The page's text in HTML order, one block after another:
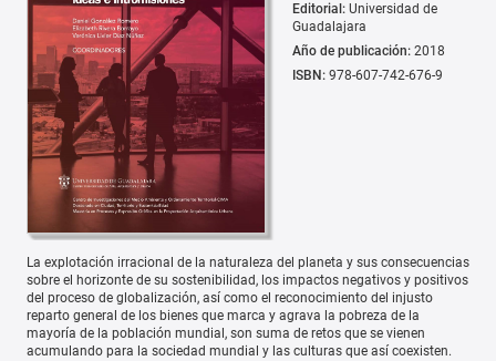
Editorial: Universidad de
Guadalajara
Año de publicación: 2018
ISBN: 978-607-742-676-9
La explotación irracional de la naturaleza del planeta y sus consecuencias
sobre el horizonte de su sostenibilidad, los impactos negativos y positivos
del proceso de globalización, así como el reconocimiento del injusto
reparto general de los bienes que marca y agrava la pobreza de la
mayoría de la población mundial, son suma de retos que se vienen
acumulando para la sociedad mundial y las culturas que así coexisten.